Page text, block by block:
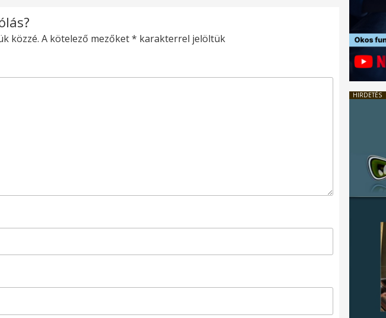
közzé. A kötelező mezőket* karakterrel jelöltük
HIRDETÉS